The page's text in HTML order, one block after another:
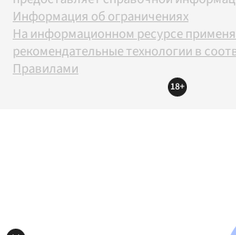
Информация об ограничениях
На информационном ресурсе
рекомендательные технологии в
Правилами
18+